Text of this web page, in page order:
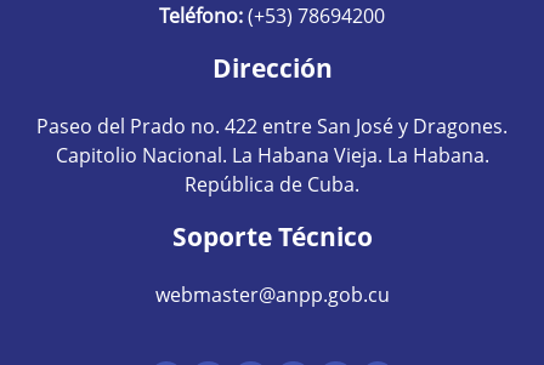
Teléfono:(+53) 78694200
Dirección
Paseo del Prado no. 422 entre San José y Dragones.
Capitolio Nacional. La Habana Vieja. La Habana.
República de Cuba.
Soporte Técnico
webmaster@anpp.gob.cu
Redes sociales